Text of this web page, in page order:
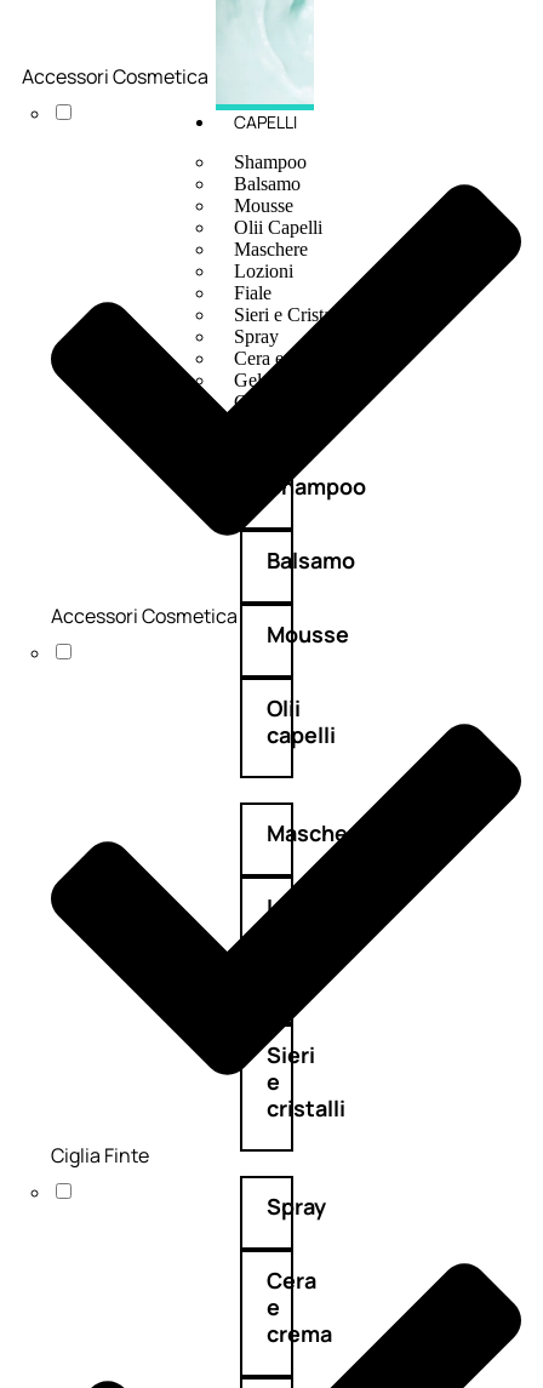
CAPELLI
Shampoo
Balsamo
Mousse
Olii Capelli
Maschere
Lozioni
Fiale
Sieri e Cristalli
Spray
Cera e Crema
Gel Capelli
Colorazione
Shampoo
Balsamo
Mousse
Olii
capelli
Maschere
Lozioni
Sieri
e
cristalli
Spray
Cera
e
crema
Accessori Cosmetica
Accessori Cosmetica
Ciglia Finte